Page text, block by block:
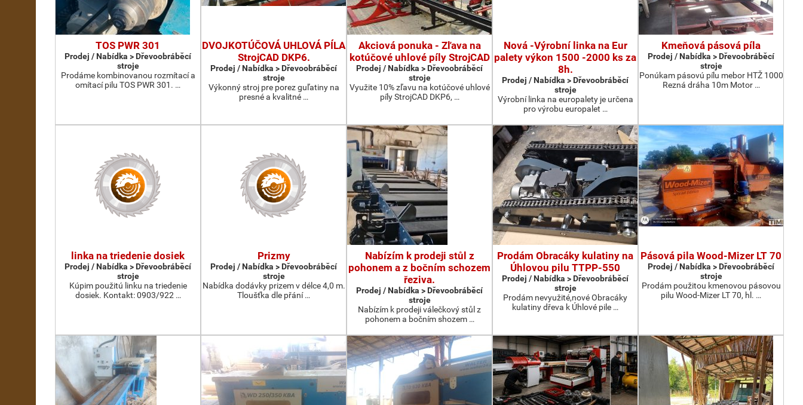
TOS PWR 301
Prodej / Nabídka > Dřevoobráběcí
stroje
Prodáme kombinovanou rozmítací a
omítací pilu TOS PWR 301. …
DVOJKOTÚČOVÁ UHLOVÁ PÍLA
StrojCAD DKP6.
Prodej / Nabídka > Dřevoobráběcí
stroje
Výkonný stroj pre porez guľatiny na
presné a kvalitné …
Akciová ponuka - Zľava na
kotúčové uhlové píly StrojCAD
Prodej / Nabídka > Dřevoobráběcí
stroje
Využite 10% zľavu na kotúčové uhlové
píly StrojCAD DKP6, …
Nová -Výrobní linka na Eur
palety výkon 1500 -2000 ks za
8h.
Prodej / Nabídka > Dřevoobráběcí
stroje
Výrobní linka na europalety je určena
pro výrobu europalet …
Kmeňová pásová píla
Prodej / Nabídka > Dřevoobráběcí
stroje
Ponúkam pásovú pílu mebor HTŽ 1000
Rezná dráha 10m Motor …
linka na triedenie dosiek
Prodej / Nabídka > Dřevoobráběcí
stroje
Kúpim použitú linku na triedenie
dosiek. Kontakt: 0903/922 …
Prizmy
Prodej / Nabídka > Dřevoobráběcí
stroje
Nabídka dodávky prizem v délce 4,0 m.
Tloušťka dle přání …
Nabízím k prodeji stůl z
pohonem a z bočním schozem
řeziva.
Prodej / Nabídka > Dřevoobráběcí
stroje
Nabízím k prodeji válečkový stůl z
pohonem a bočním shozem …
Prodám Obracáky kulatiny na
Úhlovou pilu TTPP-550
Prodej / Nabídka > Dřevoobráběcí
stroje
Prodám nevyužité,nové Obracáky
kulatiny dřeva k Úhlové pile …
Pásová pila Wood-Mizer LT 70
Prodej / Nabídka > Dřevoobráběcí
stroje
Prodám použitou kmenovou pásovou
pilu Wood-Mizer LT 70, hl. …